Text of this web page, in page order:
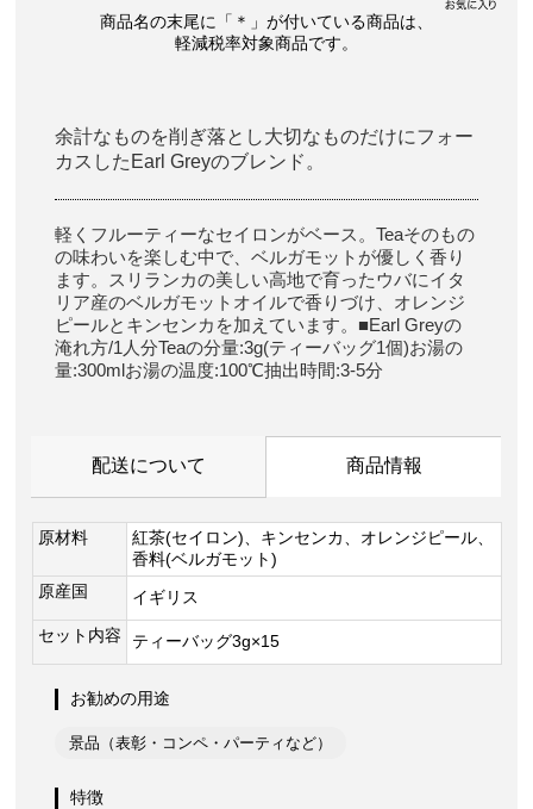
商品名の末尾に「＊」が付いている商品は、
軽減税率対象商品です。
余計なものを削ぎ落とし大切なものだけにフォー
カスしたEarl Greyのブレンド。
軽くフルーティーなセイロンがベース。Teaそのもの
の味わいを楽しむ中で、ベルガモットが優しく香り
ます。スリランカの美しい高地で育ったウバにイタ
リア産のベルガモットオイルで香りづけ、オレンジ
ピールとキンセンカを加えています。■Earl Greyの
淹れ方/1人分Teaの分量:3g(ティーバッグ1個)お湯の
量:300mlお湯の温度:100℃抽出時間:3-5分
配送について 商品情報
原材料
紅茶(セイロン)、キンセンカ、オレンジピール、
香料(ベルガモット)
原産国
イギリス
セット内容
ティーバッグ3g×15
お勧めの用途
景品（表彰・コンペ・パーティなど）
特徴